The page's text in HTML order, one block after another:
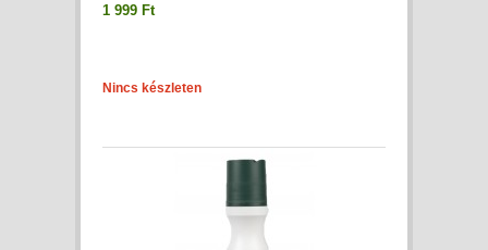
1 999 Ft
Nincs készleten